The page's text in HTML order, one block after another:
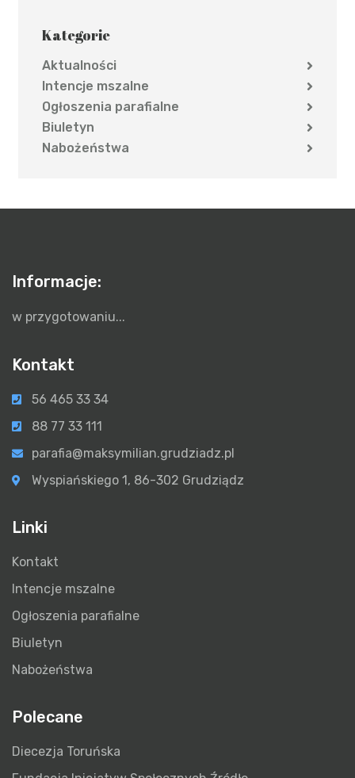
Kategorie
Aktualności
Intencje mszalne
Ogłoszenia parafialne
Biuletyn
Nabożeństwa
Informacje:
w przygotowaniu...
Kontakt
56 465 33 34
88 77 33 111
parafia@maksymilian.grudziadz.pl
Wyspiańskiego 1, 86-302 Grudziądz
Linki
Kontakt
Intencje mszalne
Ogłoszenia parafialne
Biuletyn
Nabożeństwa
Polecane
Diecezja Toruńska